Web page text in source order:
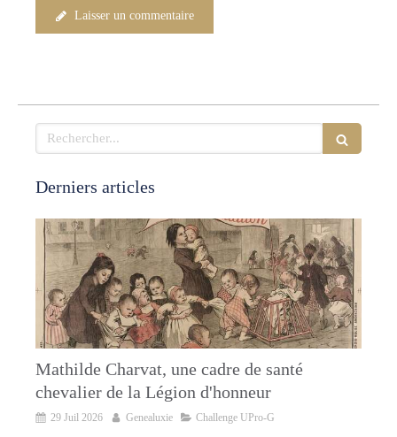
Laisser un commentaire
Rechercher
Derniers articles
Mathilde Charvat, une cadre de santé
chevalier de la Légion d'honneur
29 Juil 2026 Genealuxie Challenge UPro-G